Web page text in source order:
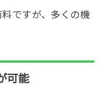
ですが、多くの機
可能